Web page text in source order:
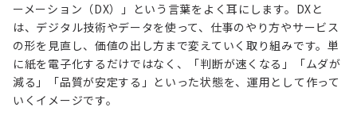
ーメーション（DX）」という言葉をよく耳にします。DXと
は、デジタル技術やデータを使って、仕事のやり方やサービス
の形を見直し、価値の出し方まで変えていく取り組みです。単
に紙を電子化するだけではなく、「判断が速くなる」「ムダが
減る」「品質が安定する」といった状態を、運用として作って
いくイメージです。